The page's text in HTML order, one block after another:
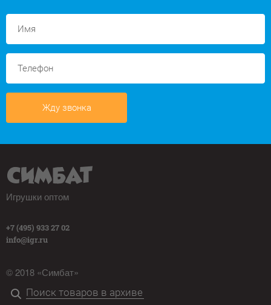
Жду звонка
Игрушки оптом
+7 (495) 933 27 02
info@igr.ru
© 2018 «Симбат»